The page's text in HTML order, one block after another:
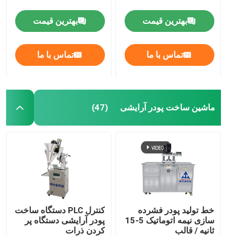
بهترین قیمت
تماس با ما
بهترین قیمت
تماس با ما
ماشین ساخت پودر آرایشی (47)
خط تولید پودر فشرده
سازی نیمه اتوماتیک 5-15
ثانیه / قالب
کنترل PLC دستگاه ساخت
پودر آرایشی دستگاه پر
کردن ذرات